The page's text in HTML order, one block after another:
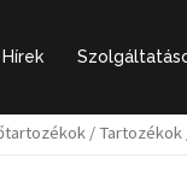
Hírek
/ Tartozékok